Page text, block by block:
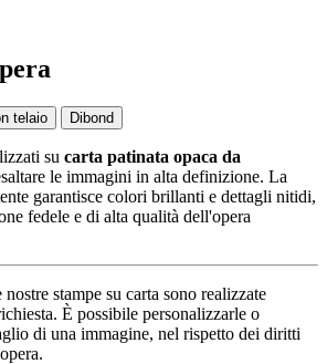
telaio Dibond
su carta patinata opaca da
le immagini in alta definizione. La
garantisce colori brillanti e dettagli nitidi,
fedele e di alta qualità dell'opera
stampe su carta sono realizzate
È possibile personalizzarle o
di una immagine, nel rispetto dei diritti